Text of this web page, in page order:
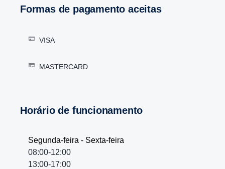
Formas de pagamento aceitas
VISA
MASTERCARD
Horário de funcionamento
Segunda-feira - Sexta-feira
08:00-12:00
13:00-17:00